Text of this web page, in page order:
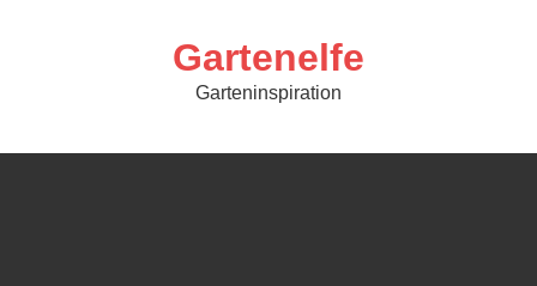
Gartenelfe
Garteninspiration